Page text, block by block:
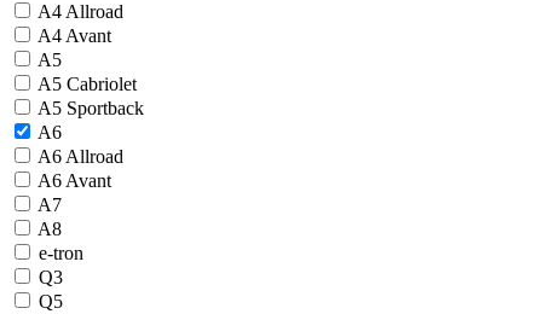
A4 Allroad
A4 Avant
A5
A5 Cabriolet
A5 Sportback
A6
A6 Allroad
A6 Avant
A7
A8
e-tron
Q3
Q5